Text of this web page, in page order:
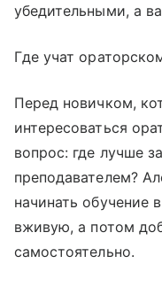
убедительными, а
Где учат
Перед новичком,
интересоваться
вопрос: где лучше
преподавателем?
начинать обучение
вживую, а потом
самостоятельно.